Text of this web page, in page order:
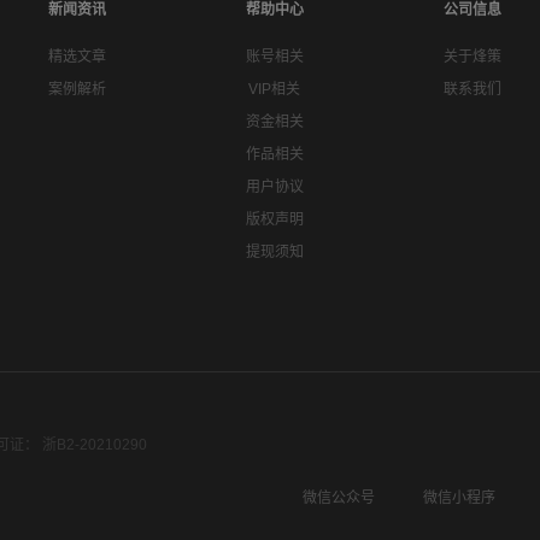
新闻资讯
精选文章
案例解析
帮助中心
账号相关
VIP相关
资金相关
作品相关
用户协议
版权声明
提现须知
公司信息
关于烽策
联系我们
证： 浙B2-20210290
微信公众号
微信小程序